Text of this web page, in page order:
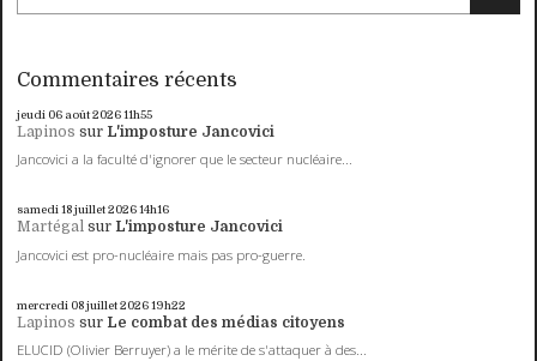
Commentaires récents
jeudi 06 août 202611h55
Lapinos sur L'imposture Jancovici
Jancovici a la faculté d'ignorer que le secteur nucléaire...
samedi 18juillet 202614h16
Martégal sur L'imposture Jancovici
Jancovici est pro-nucléaire mais pas pro-guerre.
mercredi 08juillet 202619h22
Lapinos sur Le combat des médias citoyens
ELUCID (Olivier Berruyer) a le mérite de s'attaquer à des...